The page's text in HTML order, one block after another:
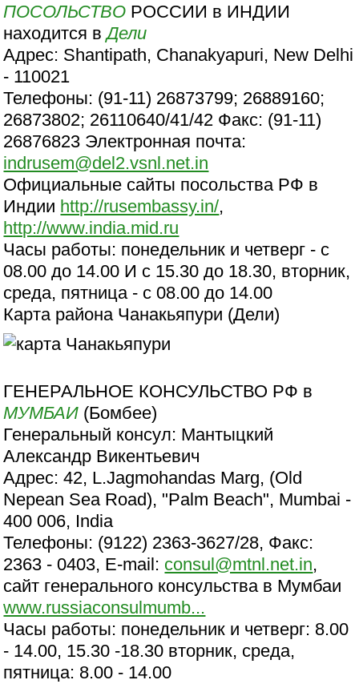
ПОСОЛЬСТВО РОССИИ в ИНДИИ
находится вДели
Адрес: Shantipath, Chanakyapuri, New Delhi
- 110021
Телефоны: (91-11) 26873799; 26889160;
26873802; 26110640/41/42 Факс: (91-11)
26876823 Электронная почта:
indrusem@del2.vsnl.net.in
Официальные сайты посольства РФ в
Индии http://rusembassy.in/,
http://www.india.mid.ru
Часы работы: понедельник и четверг - с
08.00 до 14.00 И с 15.30 до 18.30, вторник,
среда, пятница - с 08.00 до 14.00
Карта района Чанакьяпури (Дели)
ГЕНЕРАЛЬНОЕ КОНСУЛЬСТВО РФ в
МУМБАИ (Бомбее)
Генеральный консул: Мантыцкий
Александр Викентьевич
Адрес: 42, L.Jagmohandas Marg, (Old
Nepean Sea Road), "Palm Beach", Mumbai -
400 006, India
Телефоны: (9122) 2363-3627/28, Факс:
2363 - 0403, E-mail: consul@mtnl.net.in,
сайт генерального консульства в Мумбаи
www.russiaconsulmumb...
Часы работы: понедельник и четверг: 8.00
- 14.00, 15.30 -18.30 вторник, среда,
пятница: 8.00 - 14.00